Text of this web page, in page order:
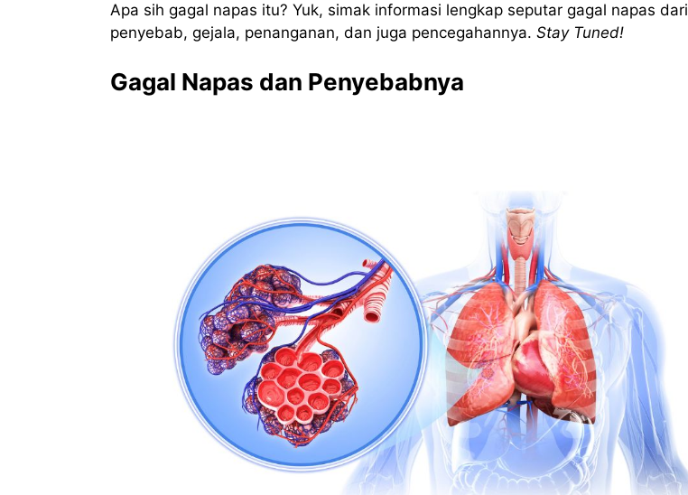
Apa sih gagal napas itu? Yuk, simak informasi lengkap seputar gagal napas dari
penyebab, gejala, penanganan, dan juga pencegahannya. Stay Tuned!
Gagal Napas dan Penyebabnya